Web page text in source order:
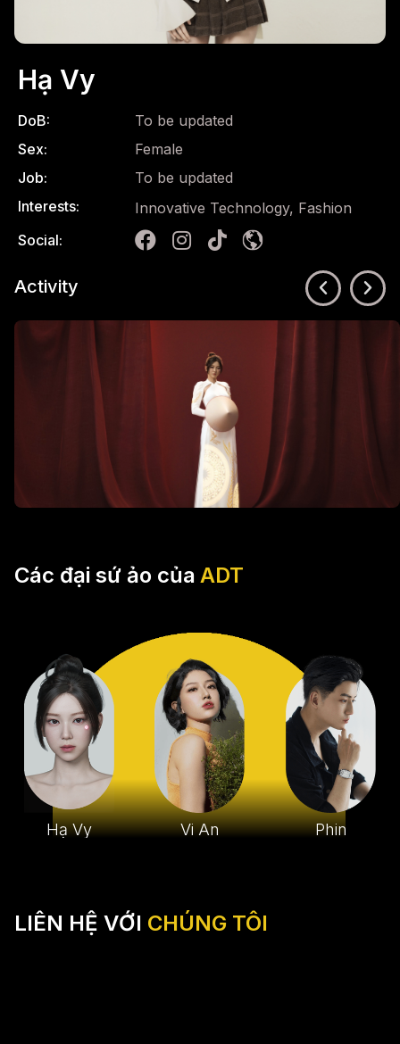
Hạ Vy
DoB:
To be updated
Sex:
Female
Job:
To be updated
Interests:
Innovative Technology, Fashion
Social:
Activity
Các đại sứ ảo của ADT
Hạ Vy Vi An Phin
LIÊN HỆ VỚI CHÚNG TÔI